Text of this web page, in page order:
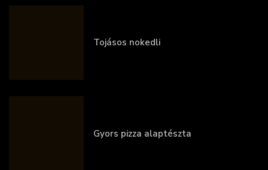
Tojásos nokedli
Gyors pizza alaptészta